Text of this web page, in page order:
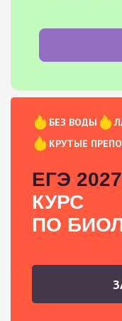
БЕЗ ВОДЫ
КРУТЫЕ
ЕГЭ
КУРС
ПО